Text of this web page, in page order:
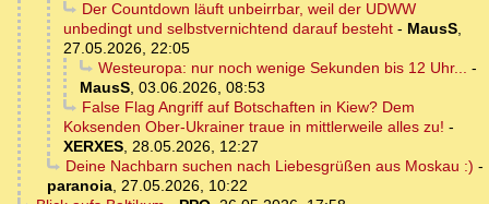
Der Countdown läuft unbeirrbar, weil der UDWW
unbedingt und selbstvernichtend darauf besteht - MausS
27.05.2026, 22:05
Westeuropa: nur noch wenige Sekunden bis 12 Uhr...
-
MausS 03.06.2026, 08:53
False Flag Angriff auf Botschaften in Kiew? Dem
Koksenden Ober-Ukrainer traue in mittlerweile alles zu! -
XERXES 28.05.2026, 12:27
Deine Nachbarn suchen nach Liebesgrüßen aus Moskau :) -
paranoia 27.05.2026, 10:22